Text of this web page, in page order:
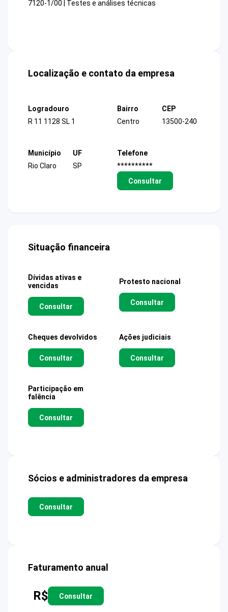
7120-1/00 | Testes e análises técnicas
Localização e contato da empresa
Logradouro
R 11 1128 SL 1
Bairro
Centro
CEP
13500-240
Município
Rio Claro
UF
SP
Telefone
**********
Consultar
Situação financeira
Dívidas ativas e
vencidas
Consultar
Protesto nacional
Consultar
Cheques devolvidos
Consultar
Ações judiciais
Consultar
Participação em
falência
Consultar
Sócios e administradores da empresa
Consultar
Faturamento anual
R$ Consultar